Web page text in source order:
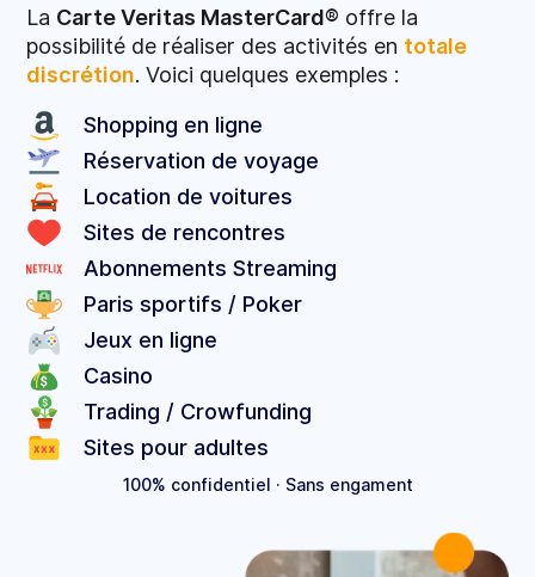
La Carte Veritas MasterCard® offre la
possibilité de réaliser des activités en totale
discrétion. Voici quelques exemples :
Shopping en ligne
Réservation de voyage
Location de voitures
Sites de rencontres
Abonnements Streaming
Paris sportifs / Poker
Jeux en ligne
Casino
Trading / Crowfunding
Sites pour adultes
100% confidentiel · Sans engament